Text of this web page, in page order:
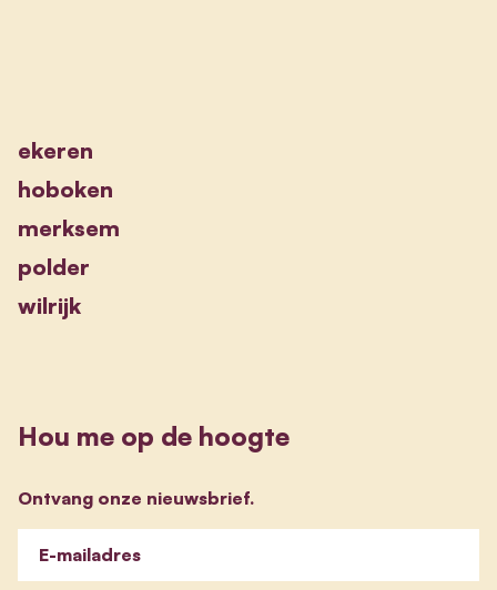
ekeren
hoboken
merksem
polder
wilrijk
Hou me op de hoogte
Ontvang onze nieuwsbrief.
E-mailadres